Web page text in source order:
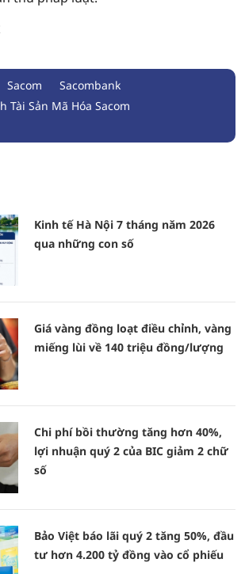
Sacom
Sacombank
Tài Sản Mã Hóa Sacom
Kinh tế Hà Nội 7 tháng năm 2026
qua những con số
Giá vàng đồng loạt điều chỉnh, vàng
miếng lùi về 140 triệu đồng/lượng
Chi phí bồi thường tăng hơn 40%,
lợi nhuận quý 2 của BIC giảm 2 chữ
số
Bảo Việt báo lãi quý 2 tăng 50%, đầu
tư hơn 4.200 tỷ đồng vào cổ phiếu